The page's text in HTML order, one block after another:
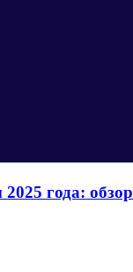
года: обзор